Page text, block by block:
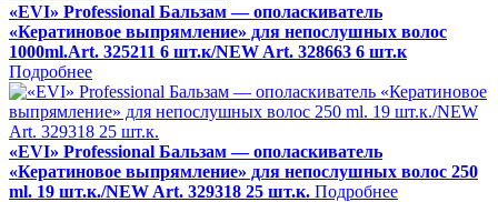
«EVI» Professional Бальзам — ополаскиватель
«Кератиновое выпрямление» для непослушных волос
1000ml.Art. 325211 6 шт.к/NEW Art. 328663 6 шт.к
Подробнее
«EVI» Professional Бальзам — ополаскиватель
«Кератиновое выпрямление» для непослушных волос 250
ml. 19 шт.к./NEW Art. 329318 25 шт.к. Подробнее